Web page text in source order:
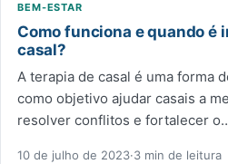
BEM-ESTAR
Como funciona e quando é
casal?
A terapia de casal é uma forma
como objetivo ajudar casais a
resolver conflitos e fortalecer
10 de julho de 2023·3 min de leitura